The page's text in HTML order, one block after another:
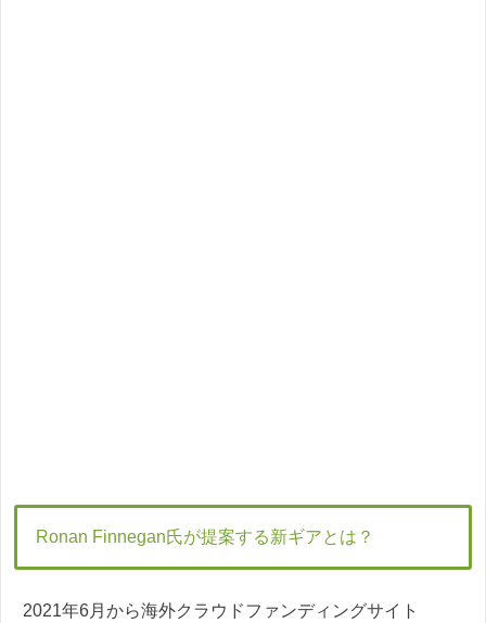
Ronan Finnegan氏が提案する新ギアとは？
2021年6月から海外クラウドファンディングサイト